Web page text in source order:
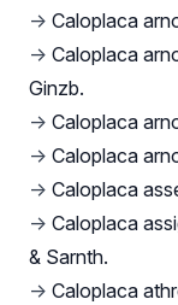
→ Caloplaca
→ Caloplaca
Ginzb.
→ Caloplaca
→ Caloplaca
→ Caloplaca
→ Caloplaca
& Sarnth.
→ Caloplaca